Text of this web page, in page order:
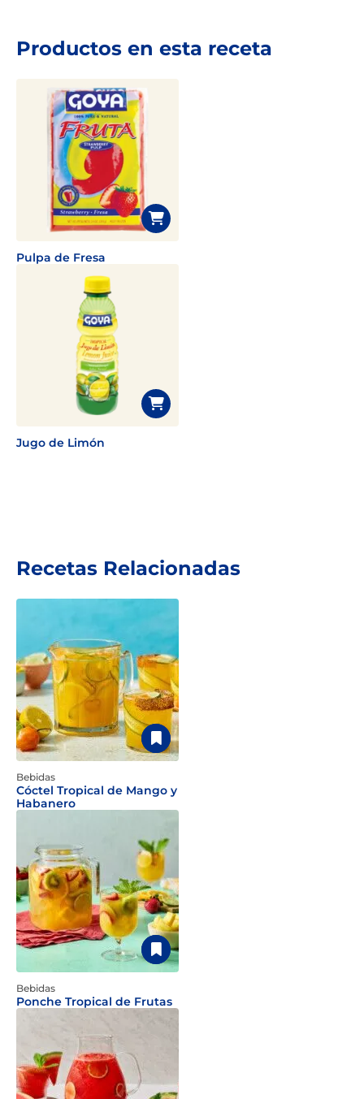
Productos en esta receta
Pulpa de Fresa
Jugo de Limón
Recetas Relacionadas
Bebidas
Cóctel Tropical de Mango y
Habanero
Bebidas
Ponche Tropical de Frutas